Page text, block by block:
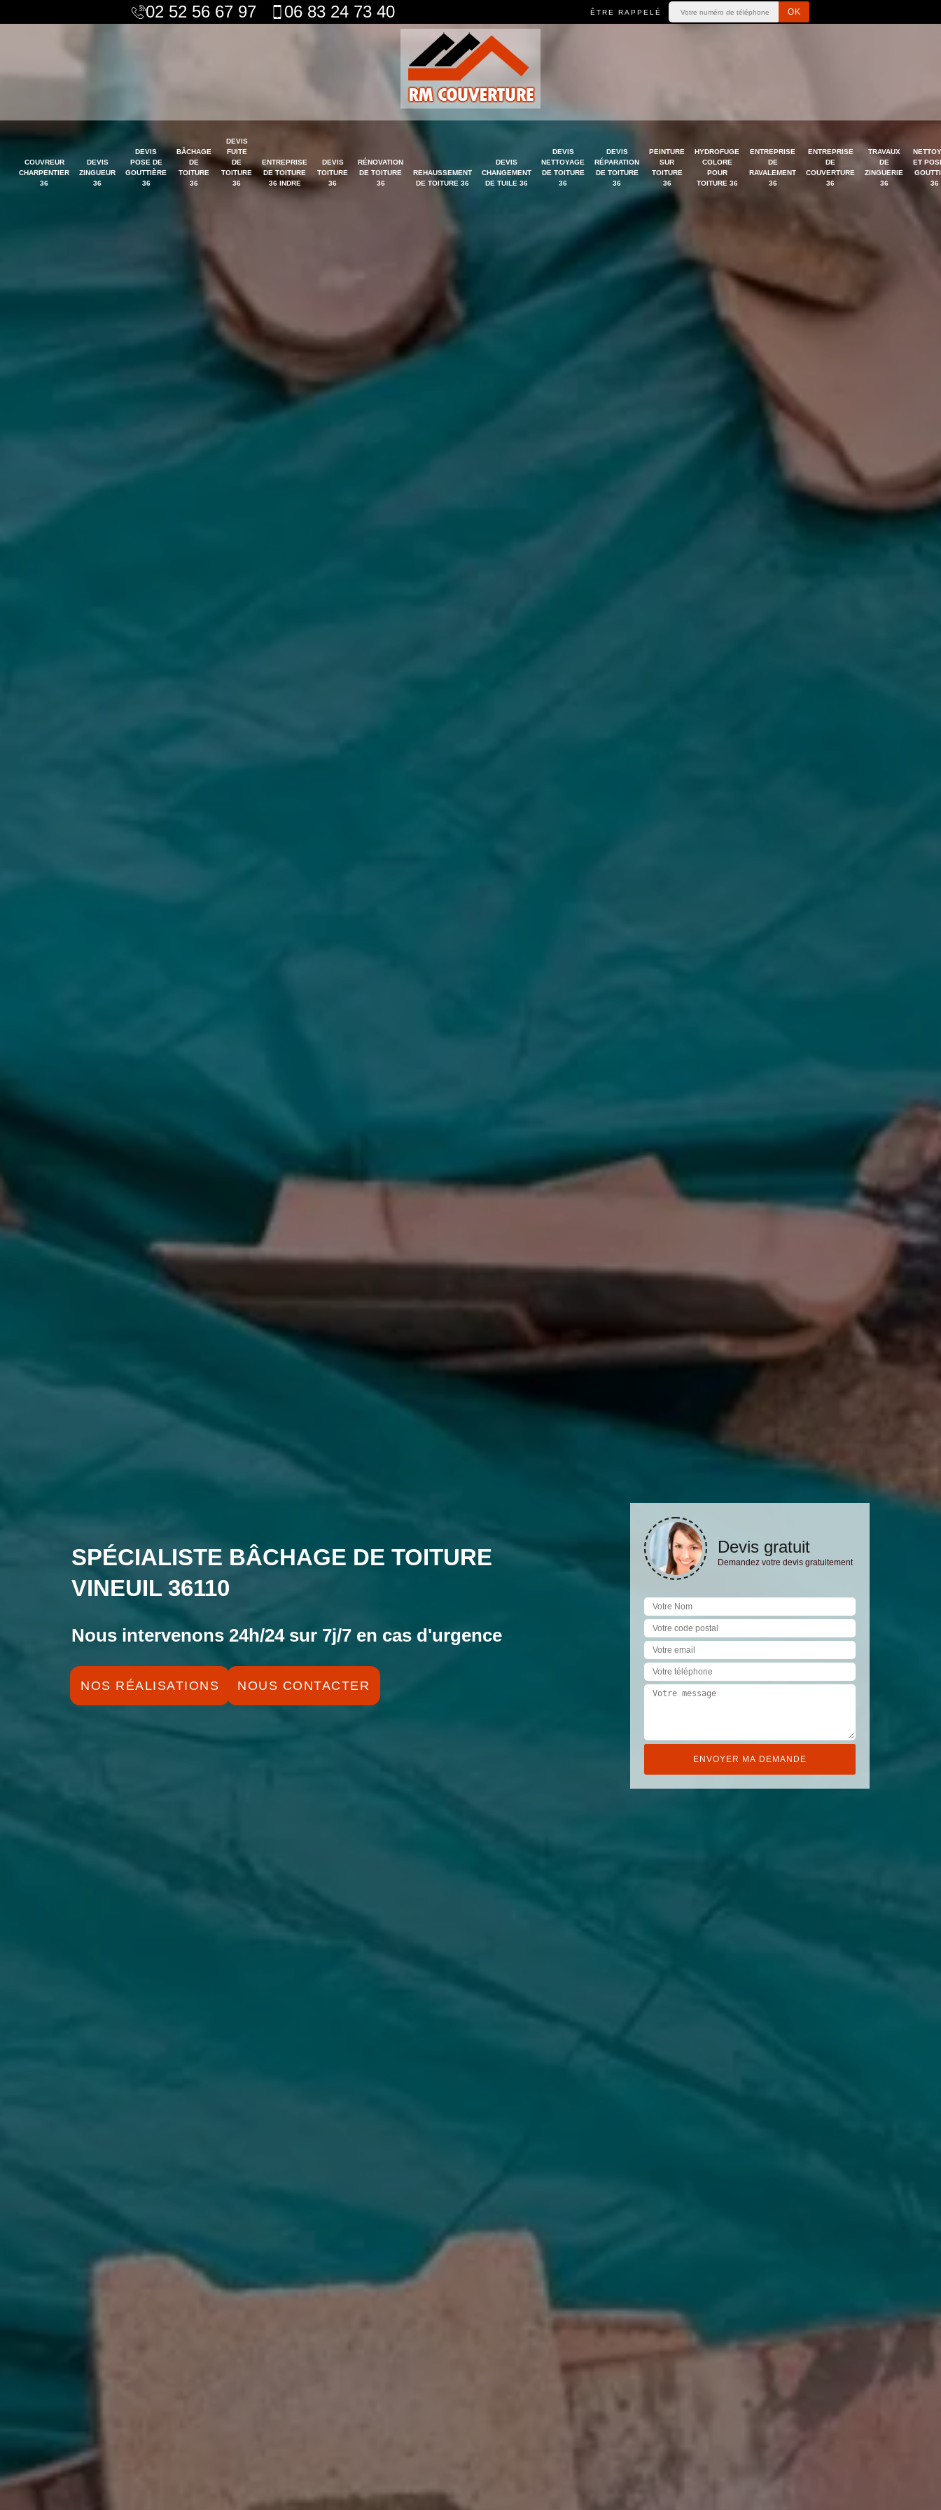
02 52 56 67 97 06 83 24 73 40 ÊTRE RAPPELÉ
COUVREUR
CHARPENTIER
36
DEVIS
ZINGUEUR
36
DEVIS
POSE DE
GOUTTIÈRE
36
BÂCHAGE
DE
TOITURE
36
DEVIS
FUITE
DE
TOITURE
36
ENTREPRISE
DE TOITURE
36 INDRE
DEVIS
TOITURE
36
RÉNOVATION
DE TOITURE
36
REHAUSSEMENT
DE TOITURE 36
DEVIS
CHANGEMENT
DE TUILE 36
DEVIS
NETTOYAGE
DE TOITURE
36
DEVIS
RÉPARATION
DE TOITURE
36
PEINTURE
SUR
TOITURE
36
HYDROFUGE
COLORE
POUR
TOITURE 36
ENTREPRISE
DE
RAVALEMENT
36
ENTREPRISE
DE
COUVERTURE
36
TRAVAUX
DE
ZINGUERIE
36
ET
36
SPÉCIALISTE BÂCHAGE DE TOITURE
VINEUIL 36110
Nous intervenons 24h/24 sur 7j/7 en cas d'urgence
NOS RÉALISATIONS NOUS CONTACTER
Devis gratuit
Demandez votre devis gratuitement